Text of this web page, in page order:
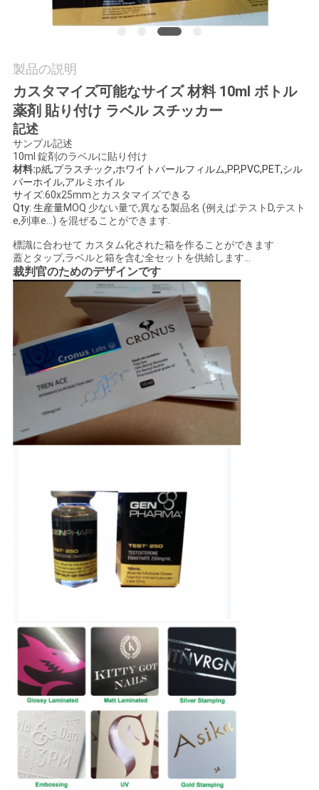
絡
し
な
さ
い
ニ
ュ
ー
場
地
PRIVACY
POLICY
製品の説明
カスタマイズ可能なサイズ 材料 10ml ボトル
薬剤 貼り付け ラベル スチッカー
記述
サンプル記述
10ml 錠剤のラベルに貼り付け
材料:p紙,プラスチック,ホワイトパールフィルム,PP,PVC,PET,シル
バーホイル,アルミホイル
サイズ:60x25mmとカスタマイズできる
Qty: 生産量MOQ 少ない量で,異なる製品名 (例えば:テストD,テスト
e,列車e...) を混ぜることができます.
標識に合わせて カスタム化された箱を作ることができます
蓋とタップ,ラベルと箱を含む全セットを供給します...
裁判官のためのデザインです